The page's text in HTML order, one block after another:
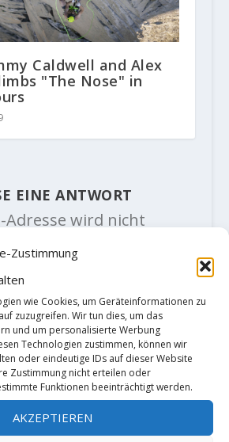
Zustimmung
wie Cookies, um Geräteinformationen zu
zuzugreifen. Wir tun dies, um das
und um personalisierte Werbung
Technologien zustimmen, können wir
oder eindeutige IDs auf dieser Website
Zustimmung nicht erteilen oder
Funktionen beeinträchtigt werden.
AKZEPTIEREN
Caldwell and Alex
"The Nose" in
EINE ANTWORT
Adresse wird nicht